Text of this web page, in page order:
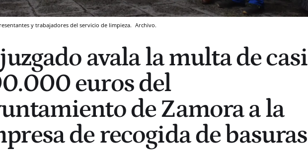
y trabajadores del servicio de limpieza. Archivo.
avala la multa de casi
euros del
de Zamora a la
de recogida de basuras